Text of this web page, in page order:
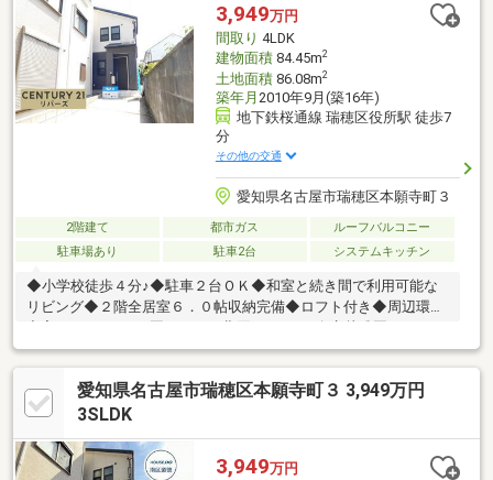
3,949万円
間取り 4LDK
建物面積84.45m2
土地面積86.08m2
築年月 2010年9月(築16年)
地下鉄桜通線 瑞穂区役所駅 徒歩7
分
その他の交通
愛知県名古屋市瑞穂区本願寺町３
2階建て 都市ガス
ルーフバルコニー
駐車場あり
駐車2台 システムキッチン
◆小学校徒歩４分♪◆駐車２台ＯＫ◆和室と続き間で利用可能な
リビング◆２階全居室６．０帖収納完備◆ロフト付き◆周辺環境
●瑞穂小学校２９０ｍ●津賀田中学校６００ｍ●ヤマナカ６００ｍ●
ファミリーマート１００ｍ◆スギ薬局２４０ｍ●みずほ通りクリ
ニック１９０ｍ●佐渡公園５３０ｍ《２０２６年３月リフォーム
済》トイレ、洗面台新品クロス張替、コンロ新品、畳表替え、襖
検、給湯器交換
愛知県名古屋市瑞穂区本願寺町３ 3,949万円
3SLDK
3,949万円